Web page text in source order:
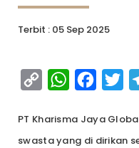
Terbit : 05 Sep 2025
Copy
WhatsApp
PT Kharisma Jaya
swasta yang di dirikan